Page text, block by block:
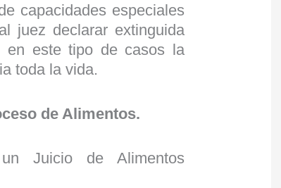
capacidades especiales
juez declarar extinguida
en este tipo de casos la
toda la vida.
de Alimentos.
Juicio de Alimentos